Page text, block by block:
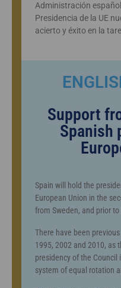
Administración
Presidencia de la UE
acierto y éxito en la
Support
Spanish
Spain will hold the
European Union in the
from Sweden, and prior
There have been
1995, 2002 and 2010, as
presidency of the Council
system of equal rotation